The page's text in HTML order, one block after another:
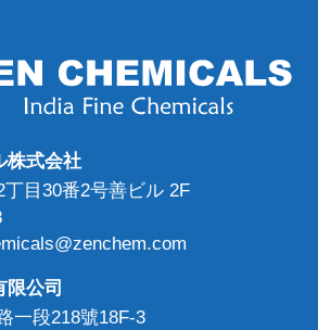
株式会社
目30番2号善ビル 2F
公司
一段218號18F-3